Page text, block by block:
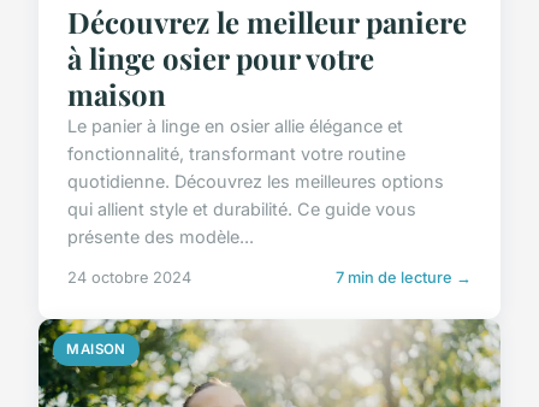
Découvrez le meilleur paniere
à linge osier pour votre
maison
Le panier à linge en osier allie élégance et
fonctionnalité, transformant votre routine
quotidienne. Découvrez les meilleures options
qui allient style et durabilité. Ce guide vous
présente des modèle...
24 octobre 2024 7 min de lecture →
MAISON